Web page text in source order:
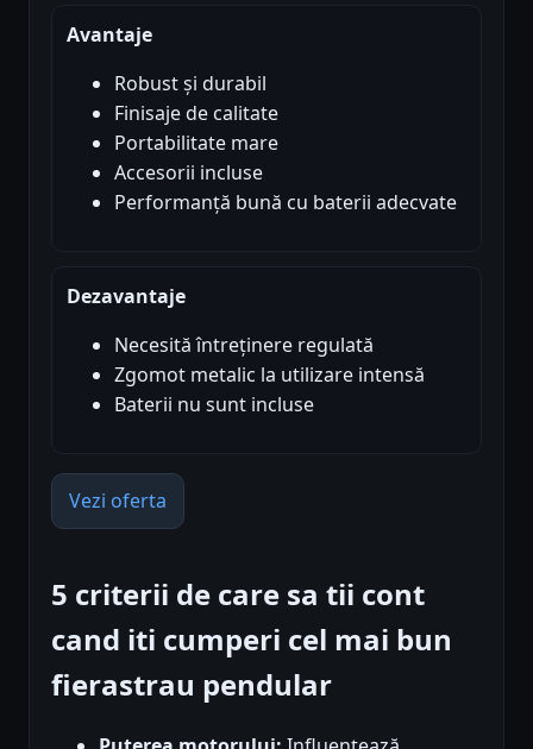
Avantaje
Robust și durabil
Finisaje de calitate
Portabilitate mare
Accesorii incluse
Performanță bună cu baterii adecvate
Dezavantaje
Necesită întreținere regulată
Zgomot metalic la utilizare intensă
Baterii nu sunt incluse
Vezi oferta
5 criterii de care sa tii cont
cand iti cumperi cel mai bun
fierastrau pendular